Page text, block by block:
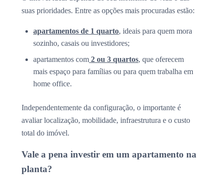
suas prioridades. Entre as opções mais procuradas estão:
apartamentos de 1 quarto, ideais para quem mora
sozinho, casais ou investidores;
apartamentos com 2 ou 3 quartos, que oferecem
mais espaço para famílias ou para quem trabalha em
home office.
Independentemente da configuração, o importante é
avaliar localização, mobilidade, infraestrutura e o custo
total do imóvel.
Vale a pena investir em um apartamento na
planta?